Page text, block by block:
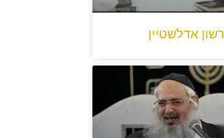
אדלשטיין